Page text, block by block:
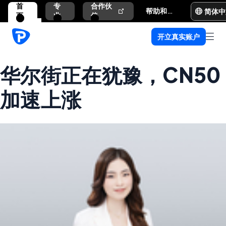
首
页
专
业
合作伙
伴
帮助和支持 简体
开立真实账户
华尔街正在犹豫，CN50
加速上涨